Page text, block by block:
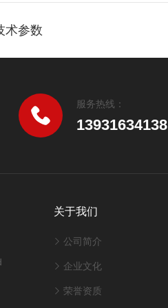
术参数
服务热线：
13931634138
关于我们
公司简介
企业文化
荣誉资质